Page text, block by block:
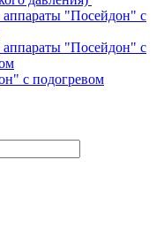
"Посейдон" с
"Посейдон" с
с подогревом